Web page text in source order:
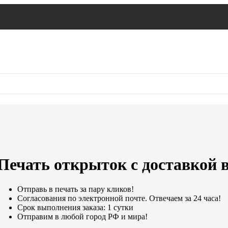
открыток с доставкой
Отправь в печать за пару кликов!
Согласования по электронной почте. Отвечаем за 24 часа!
Срок выполнения заказа: 1 сутки
Отправим в любой город РФ и мира!